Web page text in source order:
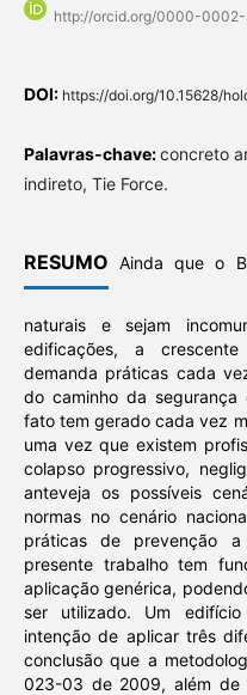
http://orcid.org/0000-
DOI: https://doi.org/10.15628/
Palavras-chave:concreto
indireto, Tie Force.
RESUMO Ainda que o
naturais e sejam
edificações, a
demanda práticas cada
do caminho da
fato tem gerado cada vez
uma vez que existem
colapso progressivo,
anteveja os possíveis
normas no cenário
práticas de prevenção
presente trabalho tem
aplicação genérica,
ser utilizado. Um
intenção de aplicar três
conclusão que a
023-03 de 2009, além de